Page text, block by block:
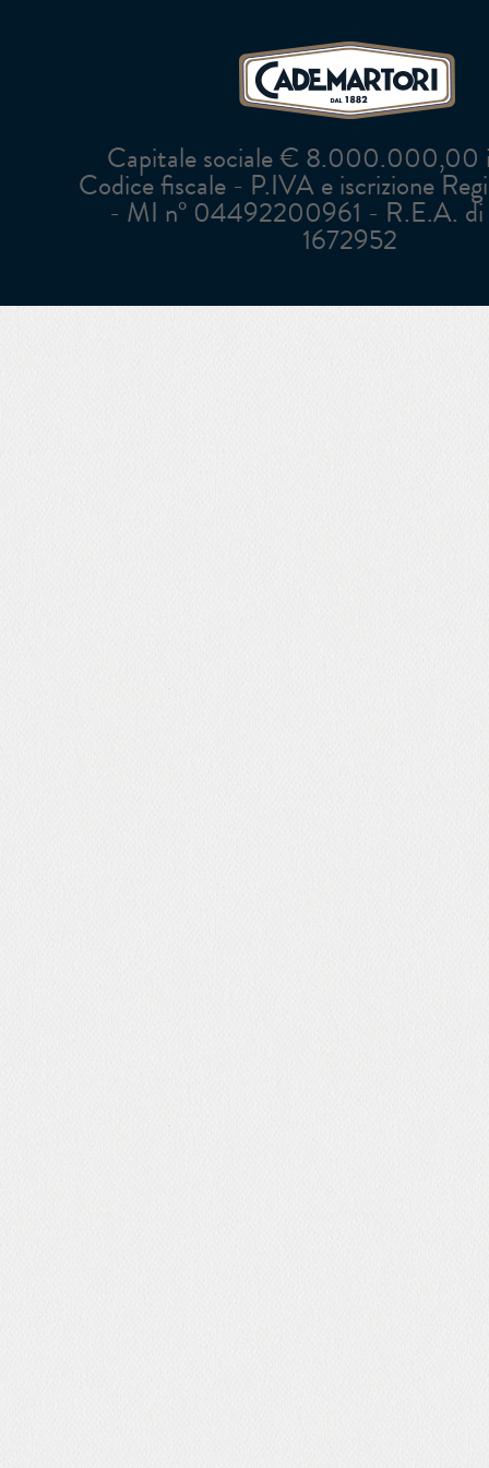
Capitale sociale € 8.000.000,00
Codice fiscale - P.IVA e iscrizione
- MI n° 04492200961 - R.E.A. di
1672952